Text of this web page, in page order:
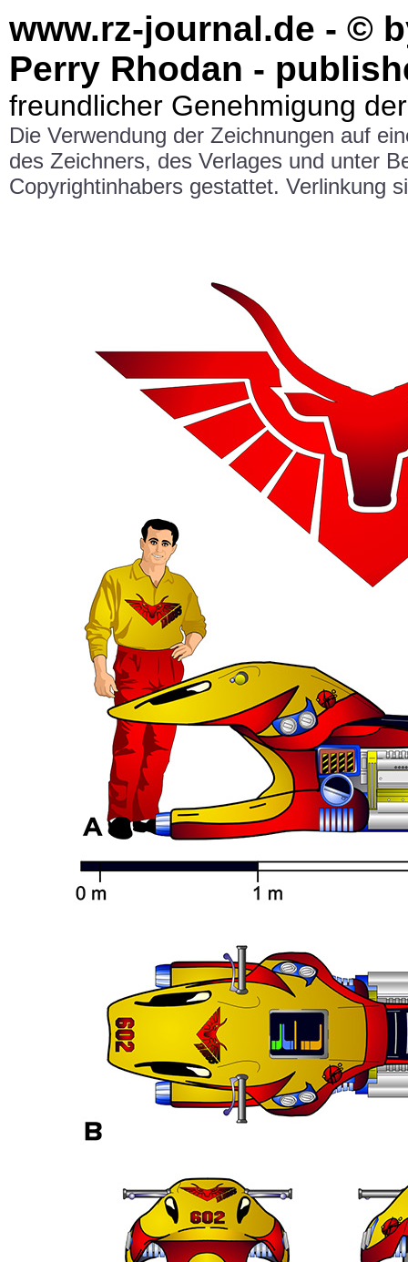
www.rz-journal.de - © b
Perry Rhodan -
freundlicher Genehmigung
Die Verwendung der Zeichnungen auf
des Zeichners, des Verlages und unter
Copyrightinhabers gestattet. Verlinkung